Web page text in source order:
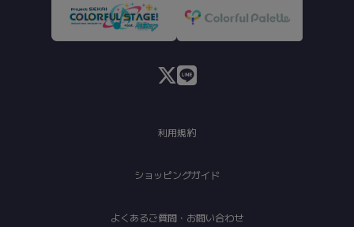
利用規約
ショッピングガイド
よくあるご質問・お問い合わせ